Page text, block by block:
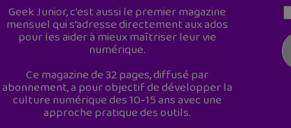
Geek Junior, c’est aussi le premier magazine
mensuel qui s’adresse directement aux ados
pour les aider à mieux maîtriser leur vie
numérique.
Ce magazine de 32 pages, diffusé par
abonnement, a pour objectif de développer la
culture numérique des 10-15 ans avec une
approche pratique des outils.